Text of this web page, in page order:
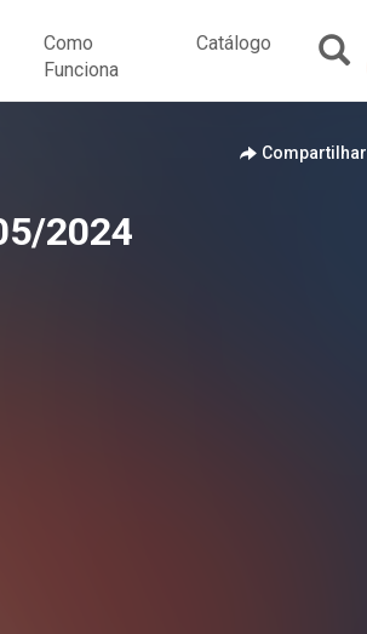
Como
Funciona
Catálogo
Compartilhar
2024